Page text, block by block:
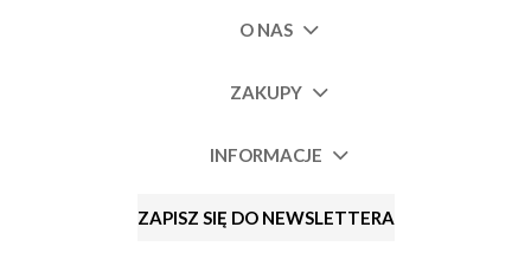
O NAS
ZAKUPY
INFORMACJE
ZAPISZ SIĘ DO NEWSLETTERA